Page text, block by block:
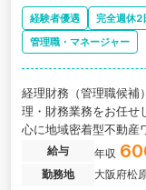
経験者優遇 完全週休2
管理職・マネージャー
経理財務（管理職候補
理・財務業務をお任せ
心に地域密着型不動産
ンダード上場の不動産
給与 年収
勤務地
大阪府松